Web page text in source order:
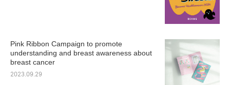
Pink Ribbon Campaign to promote
understanding and breast awareness about
breast cancer
2023.09.29